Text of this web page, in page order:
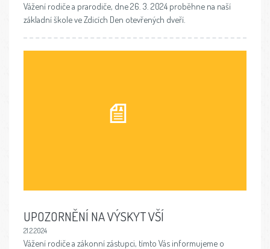
Vážení rodiče a prarodiče, dne 26. 3. 2024 proběhne na naší
základní škole ve Zdicích Den otevřených dveří.
UPOZORNĚNÍ NA VÝSKYT VŠÍ
21.2.2024
Vážení rodiče a zákonní zástupci, tímto Vás informujeme o